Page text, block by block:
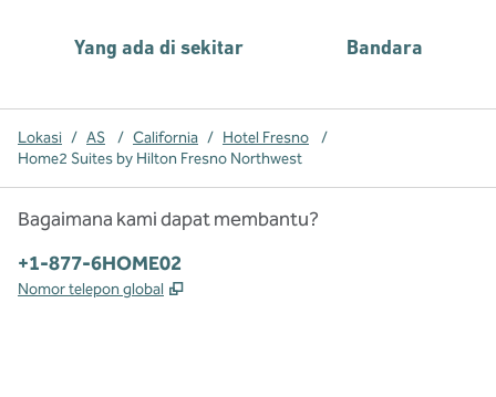
Yang ada di sekitar Bandara
Lokasi / AS / California / Hotel Fresno
/
Home2 Suites by Hilton Fresno Northwest
Bagaimana kami dapat membantu?
Telepon:
+1-877-6HOME02
Nomor telepon global ,